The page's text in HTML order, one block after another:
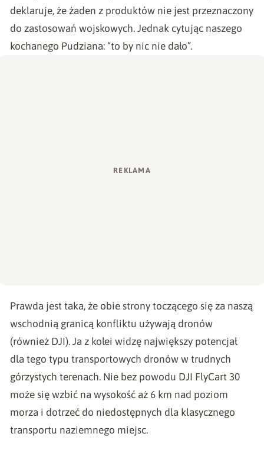
deklaruje, że żaden z produktów nie jest przeznaczony
do zastosowań wojskowych. Jednak cytując naszego
kochanego Pudziana: “to by nic nie dało”.
Prawda jest taka, że obie strony toczącego się za naszą
wschodnią granicą konfliktu używają dronów
(również DJI). Ja z kolei widzę największy potencjał
dla tego typu transportowych dronów w trudnych
górzystych terenach. Nie bez powodu DJI FlyCart 30
może się wzbić na wysokość aż 6 km nad poziom
morza i dotrzeć do niedostępnych dla klasycznego
transportu naziemnego miejsc.